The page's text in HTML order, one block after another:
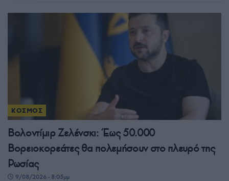
ΚΟΣΜΟΣ
Βολοντίμιρ Ζελένσκι: Έως 50.000
Βορειοκορεάτες θα πολεμήσουν στο πλευρό της
Ρωσίας
9/08/2026 - 8:05μμ